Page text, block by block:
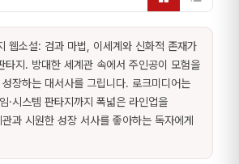
웹소설: 검과 마법, 이세계와 신화적 존재가
타지. 방대한 세계관 속에서 주인공이 모험을
장하는 대서사를 그립니다. 로크미디어는
·시스템 판타지까지 폭넓은 라인업을
과 시원한 성장 서사를 좋아하는 독자에게